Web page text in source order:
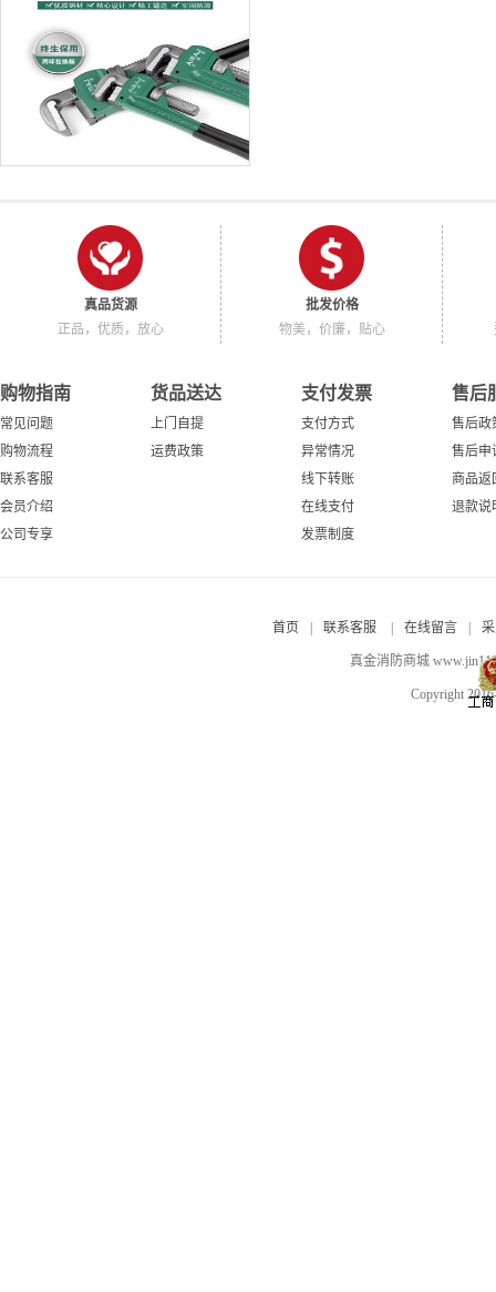
真品货源
正品，优质，放心
批发价格
物美，价廉，贴心
购物指南
常见问题
购物流程
联系客服
会员介绍
公司专享
货品送达
上门自提
运费政策
支付发票
支付方式
异常情况
线下转账
在线支付
发票制度
售后
售后政
售后申
商品返
退款说
首页 联系客服 在线留言
真金消防商城
Copyright